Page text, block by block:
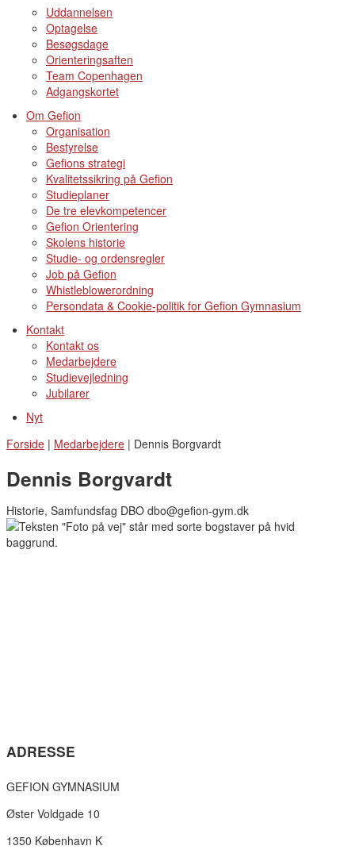
Uddannelsen
Optagelse
Besøgsdage
Orienteringsaften
Team Copenhagen
Adgangskortet
Om Gefion
Organisation
Bestyrelse
Gefions strategi
Kvalitetssikring på Gefion
Studieplaner
De tre elevkompetencer
Gefion Orientering
Skolens historie
Studie- og ordensregler
Job på Gefion
Whistleblowerordning
Persondata & Cookie-politik for Gefion Gymnasium
Kontakt
Kontakt os
Medarbejdere
Studievejledning
Jubilarer
Nyt
Forside | Medarbejdere | Dennis Borgvardt
Dennis Borgvardt
Historie, Samfundsfag DBO dbo@gefion-gym.dk
ADRESSE
GEFION GYMNASIUM
Øster Voldgade 10
1350 København K